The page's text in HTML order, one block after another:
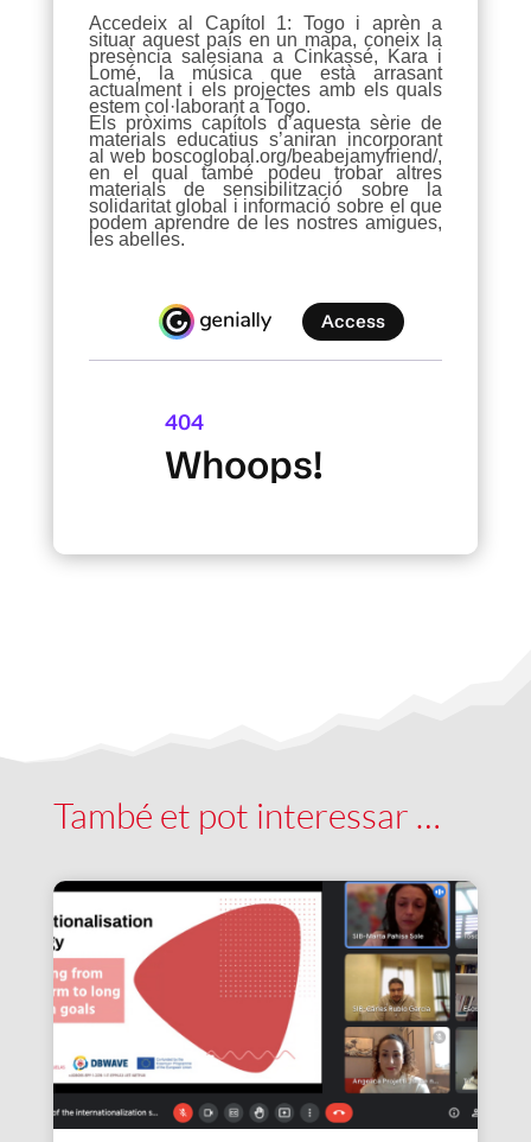
Accedeix al Capítol 1: Togo i aprèn a
situar aquest país en un mapa, coneix la
presència salesiana a Cinkassé, Kara i
Lomé, la música que està arrasant
actualment i els projectes amb els quals
estem col·laborant a Togo.
Els pròxims capítols d’aquesta sèrie de
materials educatius s’aniran incorporant
al web boscoglobal.org/beabejamyfriend/,
en el qual també podeu trobar altres
materials de sensibilització sobre la
solidaritat global i informació sobre el que
podem aprendre de les nostres amigues,
les abelles.
També et pot interessar …